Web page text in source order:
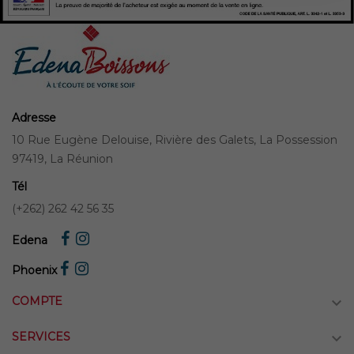
Adresse
10 Rue Eugène Delouise, Rivière des Galets, La Possession
97419, La Réunion
Tél
(+262) 262 42 56 35
Edena
Phoenix
COMPTE 
SERVICES 